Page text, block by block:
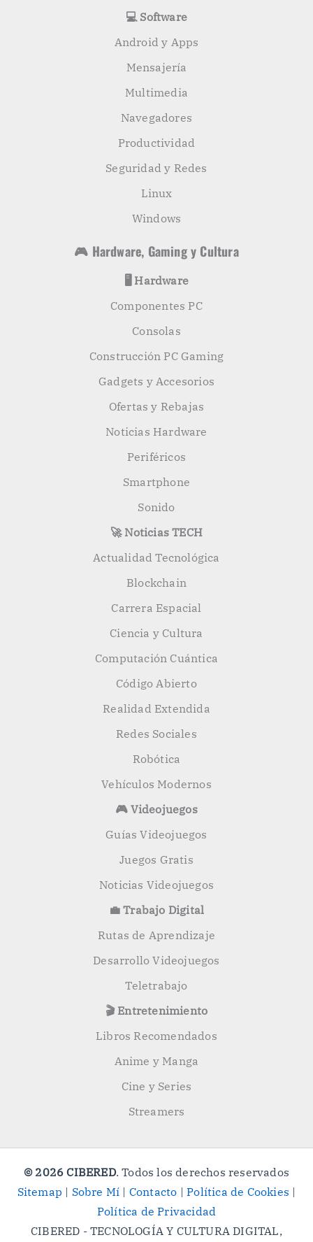
💻 Software
Android y Apps
Mensajería
Multimedia
Navegadores
Productividad
Seguridad y Redes
Linux
Windows
🎮 Hardware, Gaming y Cultura
🖥️ Hardware
Componentes PC
Consolas
Construcción PC Gaming
Gadgets y Accesorios
Ofertas y Rebajas
Noticias Hardware
Periféricos
Smartphone
Sonido
🚀 Noticias TECH
Actualidad Tecnológica
Blockchain
Carrera Espacial
Ciencia y Cultura
Computación Cuántica
Código Abierto
Realidad Extendida
Redes Sociales
Robótica
Vehículos Modernos
🎮 Videojuegos
Guías Videojuegos
Juegos Gratis
Noticias Videojuegos
💼 Trabajo Digital
Rutas de Aprendizaje
Desarrollo Videojuegos
Teletrabajo
🎬 Entretenimiento
Libros Recomendados
Anime y Manga
Cine y Series
Streamers
© 2026 CIBERED. Todos los derechos reservados
Sitemap | Sobre Mí | Contacto |Política de Cookies |
Política de Privacidad
CIBERED - TECNOLOGÍA Y CULTURA DIGITAL,